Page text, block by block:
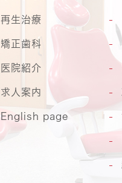
再生治療
矯正歯科
医院紹介
求人案内
English page